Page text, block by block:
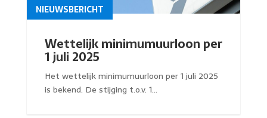
Wettelijk minimumuurloon per
1 juli 2025
NIEUWSBERICHT
Het wettelijk minimumuurloon per 1 juli 2025
is bekend. De stijging t.o.v. 1...